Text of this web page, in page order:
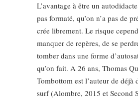
L’avantage à être un autodidacte
pas formaté, qu’on n’a pas de
crée librement. Le risque
manquer de repères, de se
tomber dans une forme
qu’on fait. A 26 ans, Thomas
Tombottom est l’auteur de déjà
surf (Alombre, 2015 et Second